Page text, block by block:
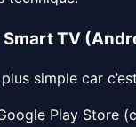
Smart TV
simple car
Play Store